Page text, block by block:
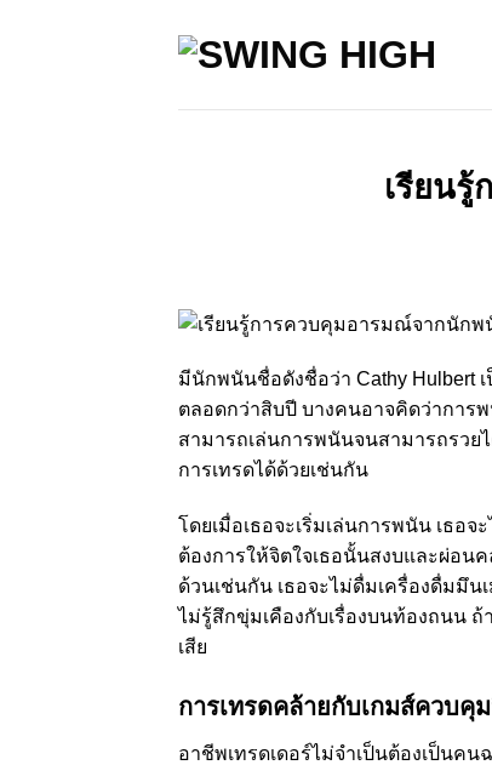
เรียน
มีนักพนันชื่อดังชื่อว่า Cathy Hulbert
ตลอดกว่าสิบปี บางคนอาจคิดว่าการ
สามารถเล่นการพนันจนสามารถรว
การเทรดได้ด้วยเช่นกัน
โดยเมื่อเธอจะเริ่มเล่นการพนัน เธอ
ต้องการให้จิตใจเธอนั้นสงบและผ่อน
ด้วนเช่นกัน เธอจะไม่ดื่มเครื่องดื่มมึน
ไม่รู้สึกขุ่มเคืองกับเรื่องบนท้องถนน
เสีย
การเทรดคล้ายกับเกมส์ควบคุ
อาชีพเทรดเดอร์ไม่จำเป็นต้องเป็นค